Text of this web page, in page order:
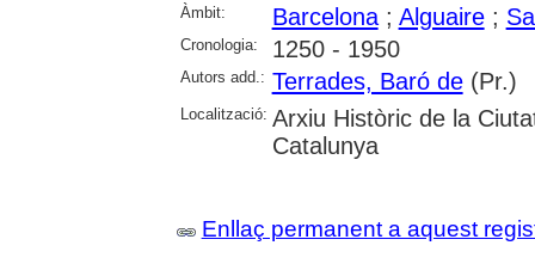
Àmbit:
Barcelona; Alguaire;
Cronologia: 1250 - 1950
Autors add.: Terrades, Baró de(Pr.)
Localització: Arxiu Històric de la
Catalunya
Enllaç permanent a aquest